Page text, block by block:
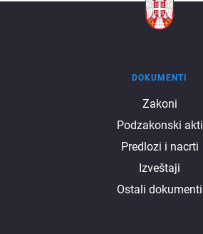
DOKUMENTI
Zakoni
Podzakonski akti
Predlozi i nacrti
Izveštaji
Ostali dokumenti